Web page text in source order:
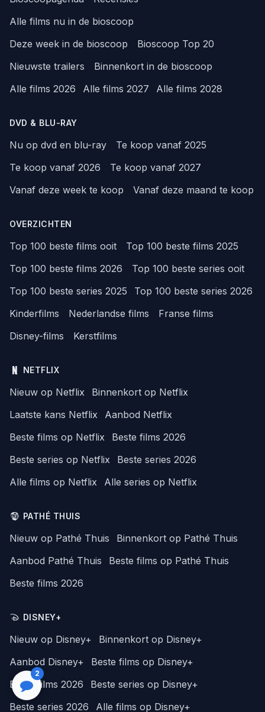
2
Alle films nu in de bioscoop
Deze week in de bioscoop
Bioscoop Top 20
Nieuwste trailers
Binnenkort in de bioscoop
Alle films 2026
Alle films 2027 Alle films 2028
DVD & BLU-RAY
Nu op dvd en blu-ray
Te koop vanaf 2025
Te koop vanaf 2026
Te koop vanaf 2027
Vanaf deze week te koop
Vanaf deze maand te koop
OVERZICHTEN
Top 100 beste films ooit
Top 100 beste films 2025
Top 100 beste films 2026
Top 100 beste series ooit
Top 100 beste series 2025
Top 100 beste series 2026
Kinderfilms
Nederlandse films
Franse films
Disney-films
Kerstfilms
NETFLIX
Nieuw op Netflix
Binnenkort op Netflix
Laatste kans Netflix
Aanbod Netflix
Beste films op Netflix
Beste films 2026
Beste series op Netflix
Beste series 2026
Alle films op Netflix
Alle series op Netflix
PATHÉ THUIS
Nieuw op Pathé Thuis
Binnenkort op Pathé Thuis
Aanbod Pathé Thuis
Beste films op Pathé Thuis
Beste films 2026
DISNEY+
Nieuw op Disney+
Binnenkort op Disney+
Aanbod Disney+
Beste films op Disney+
Beste films 2026
Beste series op Disney+
Beste series 2026
Alle films op Disney+